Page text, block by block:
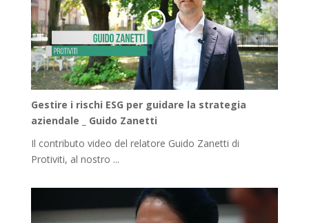
Gestire i rischi ESG per guidare la strategia
aziendale _ Guido Zanetti
Il contributo video del relatore Guido Zanetti di
Protiviti, al nostro ...